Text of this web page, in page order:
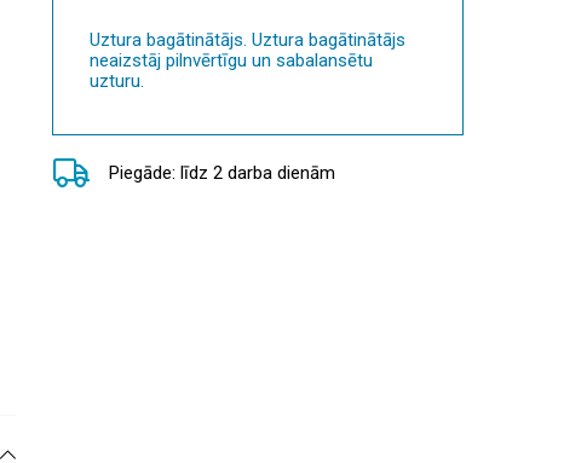
Uztura bagātinātājs. Uztura bagātinātājs
neaizstāj pilnvērtīgu un sabalansētu
uzturu.
Piegāde: līdz 2 darba dienām